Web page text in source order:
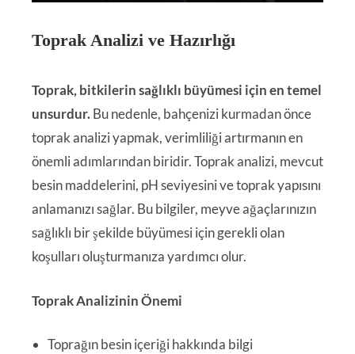
Toprak Analizi ve Hazırlığı
Toprak, bitkilerin sağlıklı büyümesi için en temel
unsurdur.Bu nedenle, bahçenizi kurmadan önce
toprak analizi yapmak, verimliliği artırmanın en
önemli adımlarından biridir. Toprak analizi, mevcut
besin maddelerini, pH seviyesini ve toprak yapısını
anlamanızı sağlar. Bu bilgiler, meyve ağaçlarınızın
sağlıklı bir şekilde büyümesi için gerekli olan
koşulları oluşturmanıza yardımcı olur.
Toprak Analizinin Önemi
Toprağın besin içeriği hakkında bilgi